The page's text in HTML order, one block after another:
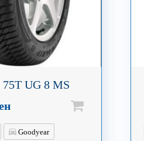
75T UG 8 MS
Goodyear